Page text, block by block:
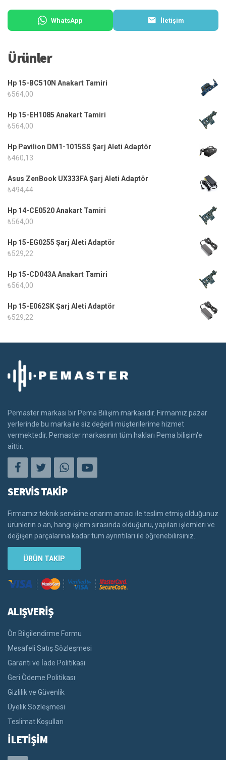
WhatsApp İletişim
Ürünler
Hp 15-BC510N Anakart Tamiri
₺564,00
Hp 15-EH1085 Anakart Tamiri
₺564,00
Hp Pavilion DM1-1015SS Şarj Aleti Adaptör
₺460,13
Asus ZenBook UX333FA Şarj Aleti Adaptör
₺494,44
Hp 14-CE0520 Anakart Tamiri
₺564,00
Hp 15-EG0255 Şarj Aleti Adaptör
₺529,22
Hp 15-CD043A Anakart Tamiri
₺564,00
Hp 15-E062SK Şarj Aleti Adaptör
₺529,22
Pemaster markası bir Pema Bilişim markasıdır. Firmamız pazar
yerlerinde bu marka ile siz değerli müşterilerime hizmet
vermektedir. Pemaster markasının tüm hakları Pema bilişim'e
aittir.
SERVİS TAKİP
Firmamız teknik servisine onarım amacı ile teslim etmiş olduğunuz
ürünlerin o an, hangi işlem sırasında olduğunu, yapılan işlemleri ve
değişen parçalarına kadar tüm ayrıntıları ile öğrenebilirsiniz.
ÜRÜN TAKİP
ALIŞVERİŞ
Ön Bilgilendirme Formu
Mesafeli Satış Sözleşmesi
Garanti ve İade Politikası
Geri Ödeme Politikası
Gizlilik ve Güvenlik
Üyelik Sözleşmesi
Teslimat Koşulları
İLETİŞİM